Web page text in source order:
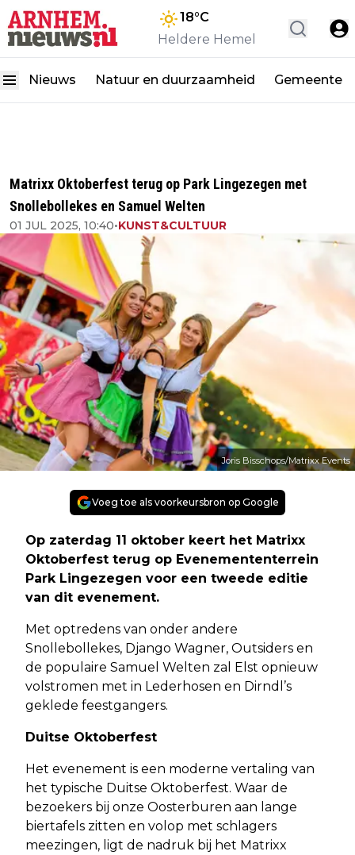
18°C
Heldere Hemel
Nieuws Natuur en duurzaamheid Gemeente
Matrixx Oktoberfest terug op Park Lingezegen met
Snollebollekes en Samuel Welten
01 JUL 2025, 10:40•KUNST&CULTUUR
Joris Bisschops/Matrixx Events
Voeg toe als voorkeursbron op Google
Op zaterdag 11 oktober keert het Matrixx
Oktoberfest terug op Evenemententerrein
Park Lingezegen voor een tweede editie
van dit evenement.
Met optredens van onder andere
Snollebollekes, Django Wagner, Outsiders en
de populaire Samuel Welten zal Elst opnieuw
volstromen met in Lederhosen en Dirndl’s
geklede feestgangers.
Duitse Oktoberfest
Het evenement is een moderne vertaling van
het typische Duitse Oktoberfest. Waar de
bezoekers bij onze Oosterburen aan lange
biertafels zitten en volop met schlagers
meezingen, ligt de nadruk bij het Matrixx